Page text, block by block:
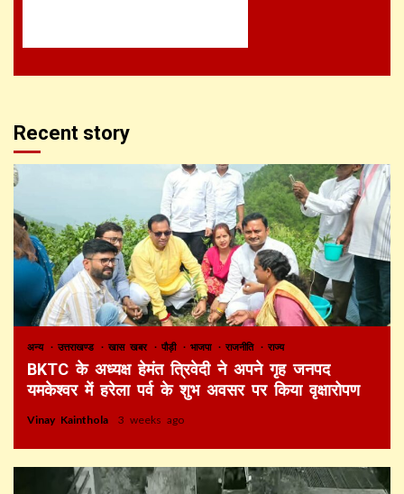
Recent story
अन्य उत्तराखण्ड खास खबर पौड़ी भाजपा राजनीति राज्य
BKTC के अध्यक्ष हेमंत त्रिवेदी ने अपने गृह जनपद
यमकेश्वर में हरेला पर्व के शुभ अवसर पर किया वृक्षारोपण
Vinay Kainthola 3 weeks ago